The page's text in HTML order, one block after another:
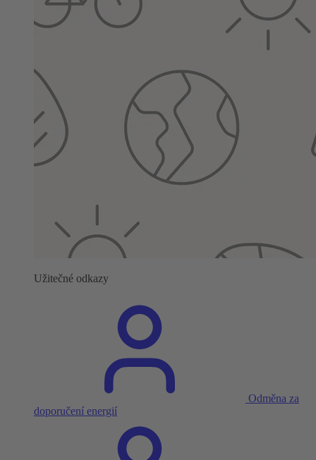
Užitečné odkazy
Odměna za
doporučení energií